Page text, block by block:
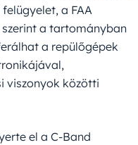
a FAA
a tartományban
a repülőgépek
viszonyok közötti
el a C-Band